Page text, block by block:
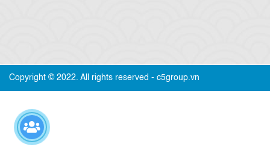
Copyright © 2022. All rights reserved - c5group.vn